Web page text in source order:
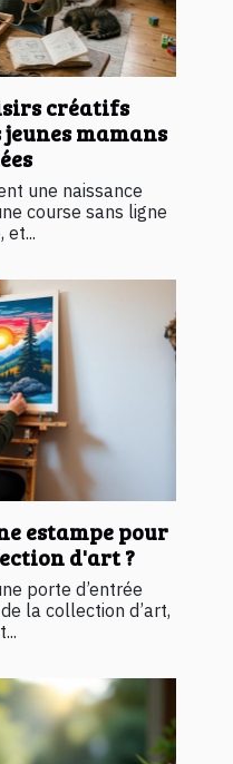
créatifs
mamans
une naissance
course sans ligne
et...
estampe pour
d'art ?
porte d’entrée
la collection d’art,